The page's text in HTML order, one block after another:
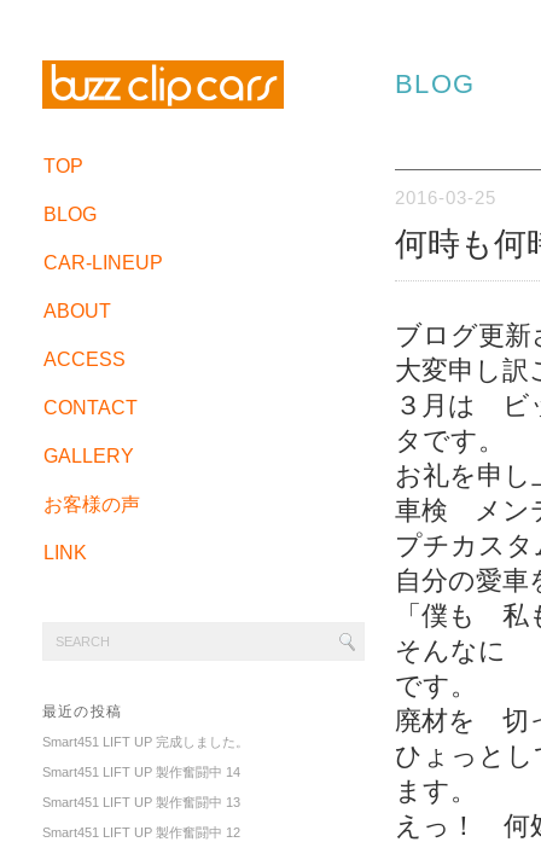
TOP
BLOG
CAR-LINEUP
ABOUT
ACCESS
CONTACT
GALLERY
お客様の声
LINK
最近の投稿
Smart451 LIFT UP 完成しました。
Smart451 LIFT UP 製作奮闘中 14
Smart451 LIFT UP 製作奮闘中 13
Smart451 LIFT UP 製作奮闘中 12
BLOG
2016-03-25
何時も
ブログ更
大変申し訳
３月は ビ
タです。
お礼を申し
車検 メン
プチカス
自分の愛
「僕も 私
そんなに
です。
廃材を 切
ひょっと
ます。
えっ！ 何